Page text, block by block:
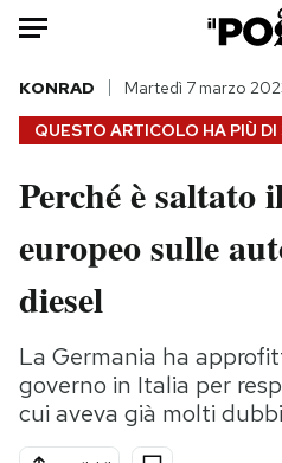
HOME
Italia
Politica
Tecnologia
Scienza
QUESTO ARTICOLO HA PIÙ DI
KONRAD Martedì 7 marzo
Perché è saltato
europeo sulle
diesel
La Germania ha
governo in Italia per
cui aveva già molti dubbi